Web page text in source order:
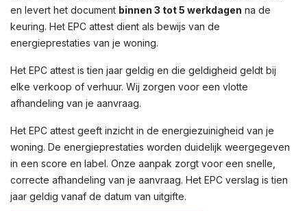
en levert het document binnen 3 tot 5 werkdagen na de
keuring. Het EPC attest dient als bewijs van de
energieprestaties van je woning.
Het EPC attest is tien jaar geldig en die geldigheid geldt bij
elke verkoop of verhuur. Wij zorgen voor een vlotte
afhandeling van je aanvraag.
Het EPC attest geeft inzicht in de energiezuinigheid van je
woning. De energieprestaties worden duidelijk weergegeven
in een score en label. Onze aanpak zorgt voor een snelle,
correcte afhandeling van je aanvraag. Het EPC verslag is tien
jaar geldig vanaf de datum van uitgifte.